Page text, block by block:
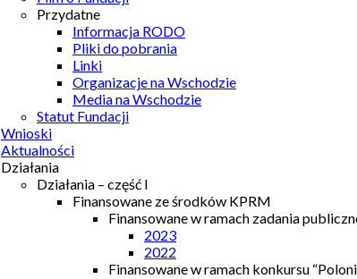
Przydatne
Informacja RODO
Pliki do pobrania
Linki
Organizacje na Wschodzie
Media na Wschodzie
Statut Fundacji
Wnioski
Aktualności
Działania
Działania – część I
Finansowane ze środków KPRM
Finansowane w ramach zadania
2023
2022
Finansowane w ramach konkursu